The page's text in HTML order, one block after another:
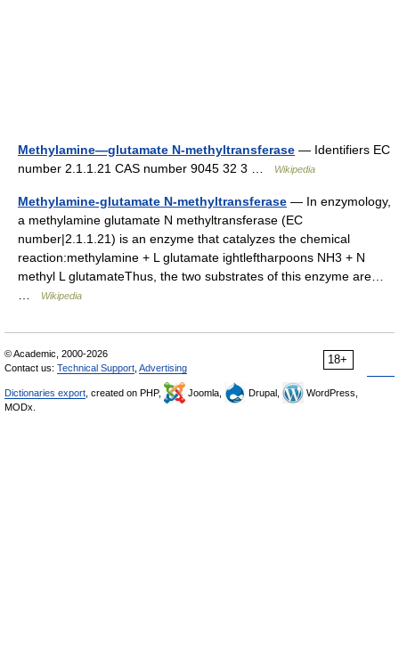
Methylamine—glutamate N-methyltransferase — Identifiers EC
number 2.1.1.21 CAS number 9045 32 3 …
Wikipedia
Methylamine-glutamate N-methyltransferase — In enzymology,
a methylamine glutamate N methyltransferase (EC
number|2.1.1.21) is an enzyme that catalyzes the chemical
reaction:methylamine + L glutamate ightleftharpoons NH3 + N
methyl L glutamateThus, the two substrates of this enzyme are…
Wikipedia
18+
© Academic, 2000-2026
Contact us: Technical Support Advertising
Dictionaries export , created on PHP, Joomla, Drupal,
WordPress,
MODx.